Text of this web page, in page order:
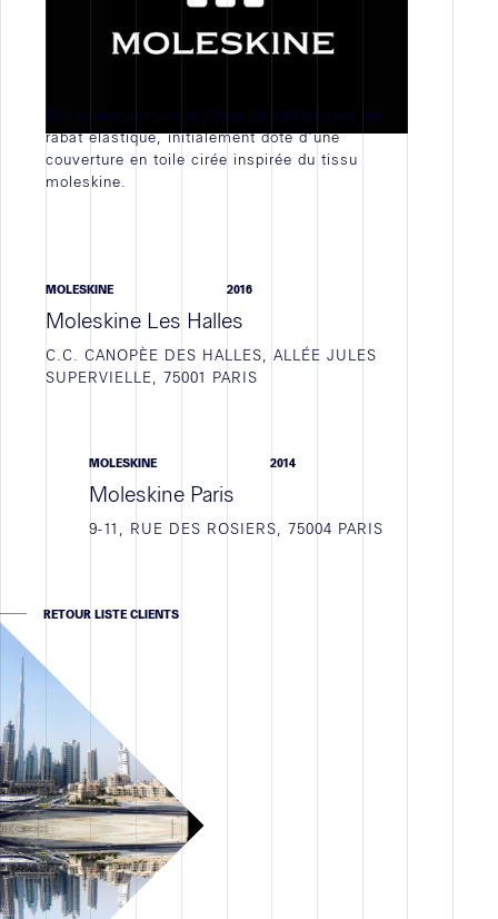
TOUTES
ACTIVITÉ D'AGENCE
NEWS
Contact
Moleskine est une marque de carnet avec un
rabat élastique, initialement doté d'une
couverture en toile cirée inspirée du tissu
moleskine.
MOLESKINE 2016
Moleskine Les Halles
C.C. CANOPÈE DES HALLES, ALLÉE JULES
SUPERVIELLE, 75001 PARIS
MOLESKINE 2014
Moleskine Paris
9-11, RUE DES ROSIERS, 75004 PARIS
RETOUR LISTE CLIENTS